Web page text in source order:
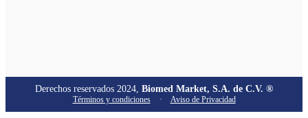
Derechos reservados 2024, Biomed Market, S.A. de C.V. ®
Términos y condiciones · Aviso de Privacidad